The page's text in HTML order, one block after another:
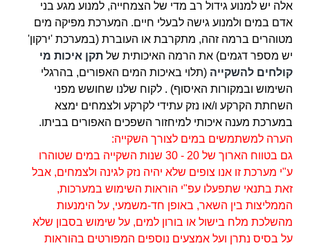
אלה יש למנוע גידול רב מדי של הצמחייה, למנוע מגע בני
אדם במים ולמנוע גישה לבעלי חיים. המערכת מפיקה מים
מטוהרים ברמה זהה, מתקרבת או העוברת (במערכת 'ירקון'
יש מספר דגמים) את הרמה האיכותית של תקן איכות מי
קולחים להשקייה (תלוי באיכות המים האפורים, בהרגלי
השימוש ובמקורות האיסוף) . לקוח שלנו שחושש מפני
השחתת הקרקע ו/או נזק עתידי לקרקע ולצמחים ימצא
במערכת מענה איכותי למיחזור השפכים האפורים בביתו.
הערה למשתמשים במים לצורך השקייה:
גם בטווח הארוך של 20 - 30 שנות השקייה במים שטוהרו
ע"י מערכת זו אנו צופים שלא יהיה נזק לגינה ולצמחים, אבל
זאת בתנאי שתפעלו עפ"י הוראות השימוש במערכות,
הממליצות בין השאר, באופן חד-משמעי, על הימנעות
מהשלכת מלח בישול או בורון למים, על שימוש בסבון שלא
על בסיס נתרן ועל אמצעים נוספים המפורטים בהוראות